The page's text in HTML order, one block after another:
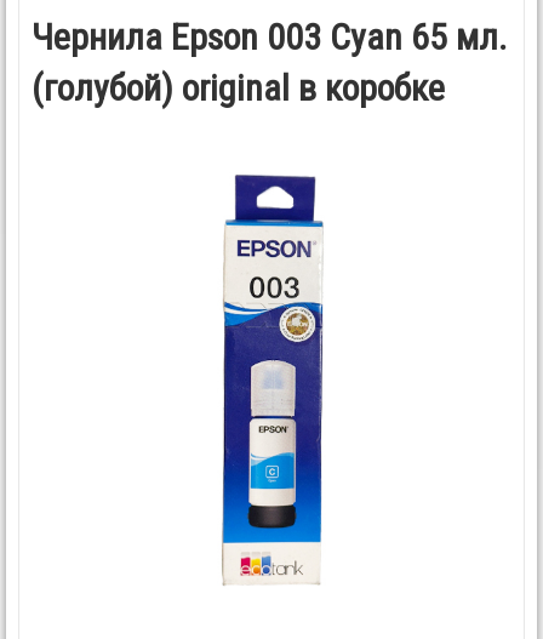
Чернила Epson 003 Cyan 65 мл.
(голубой) original в коробке